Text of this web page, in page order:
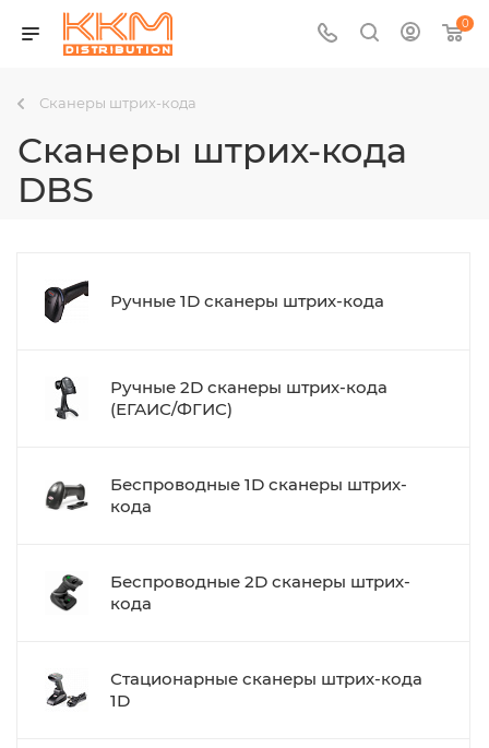
0
Сканеры штрих-кода
Сканеры штрих-кода
DBS
Ручные 1D сканеры штрих-кода
Ручные 2D сканеры штрих-кода
(ЕГАИС/ФГИС)
Беспроводные 1D сканеры штрих-
кода
Беспроводные 2D сканеры штрих-
кода
Стационарные сканеры штрих-кода
1D